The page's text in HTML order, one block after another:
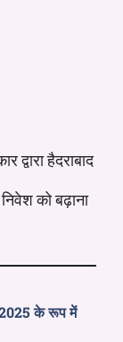
हैदराबाद
को बढ़ाना
2025 के रूप में